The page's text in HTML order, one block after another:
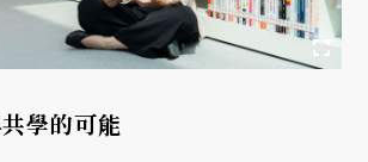
學的可能